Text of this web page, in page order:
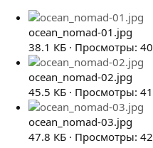
ocean_nomad-01.jpg
38.1 КБ · Просмотры: 40
ocean_nomad-02.jpg
45.5 КБ · Просмотры: 41
ocean_nomad-03.jpg
47.8 КБ · Просмотры: 42